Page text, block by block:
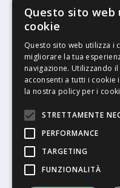
© Stratego Group –
racconta le
aziende di stampa e
riferimento per chi
comunicazione
propria community
Lavoro, la Print
Stampamedia.net è
Partita IVA07921450156
Questo sito web
cookie
Questo sito web utilizza i
migliorare la tua
navigazione. Utilizzando
acconsenti a tutti i cookie
la nostra policy per i
STRETTAMENTE
PERFORMANCE
TARGETING
FUNZIONALITÀ